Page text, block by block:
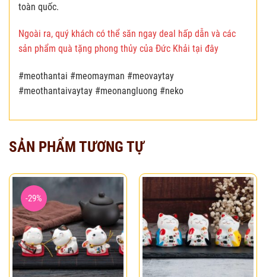
toàn quốc.
Ngoài ra, quý khách có thể săn ngay deal hấp dẫn và các
sản phẩm quà tặng phong thủy của Đức Khải tại đây
#meothantai #meomayman #meovaytay
#meothantaivaytay #meonangluong #neko
SẢN PHẨM TƯƠNG TỰ
-29%